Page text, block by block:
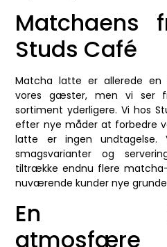
Matchaens
Studs Café
Matcha latte er allerede
vores gæster, men vi ser
sortiment yderligere. Vi hos
efter nye måder at forbedre
latte er ingen undtagelse.
smagsvarianter og
tiltrække endnu flere
nuværende kunder nye
En
atmosfære